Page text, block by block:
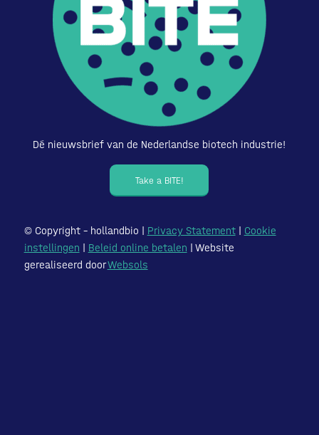
Dé nieuwsbrief van de Nederlandse biotech industrie!
Take a BITE!
© Copyright – hollandbio | Privacy Statement| Cookie
instellingen | Beleid online betalen | Website
gerealiseerd doorWebsols